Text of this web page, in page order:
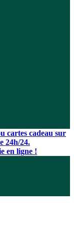
cartes cadeau sur
24h/24.
en ligne !